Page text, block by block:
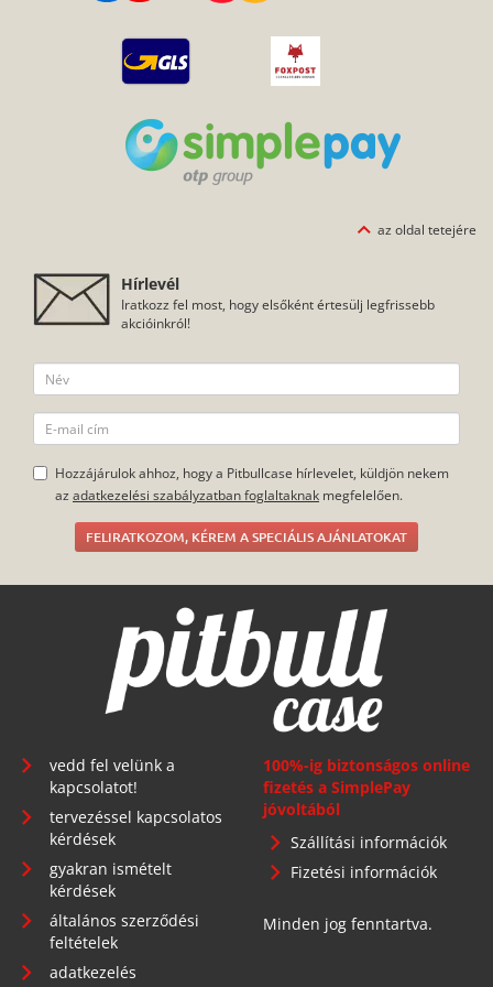
az oldal tetejére
Hírlevél
Iratkozz fel most, hogy elsőként értesülj legfrissebb
akcióinkról!
Hozzájárulok ahhoz, hogy a Pitbullcase hírlevelet, küldjön nekem
az adatkezelési szabályzatban foglaltaknak megfelelően.
FELIRATKOZOM, KÉREM A SPECIÁLIS AJÁNLATOKAT
vedd fel velünk a
kapcsolatot!
tervezéssel kapcsolatos
kérdések
gyakran ismételt
kérdések
általános szerződési
feltételek
adatkezelés
100%-ig biztonságos online
fizetés a SimplePay
jóvoltából
Szállítási információk
Fizetési információk
Minden jog fenntartva.